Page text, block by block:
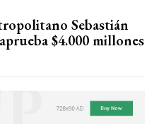
Sebastián
$4.000 millones